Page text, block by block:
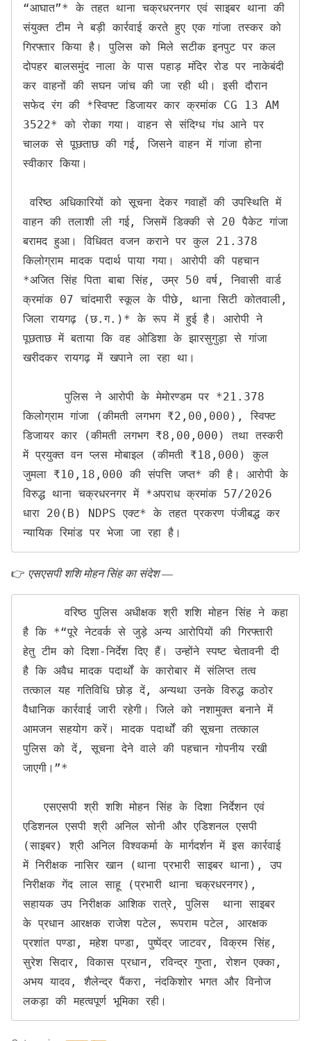
“आघात”* के तहत थाना चक्रधरनगर एवं साइबर थाना की
संयुक्त टीम ने बड़ी कार्रवाई करते हुए एक गांजा तस्कर को
गिरफ्तार किया है। पुलिस को मिले सटीक इनपुट पर कल
दोपहर बालसमुंद नाला के पास पहाड़ मंदिर रोड पर नाकेबंदी
कर वाहनों की सघन जांच की जा रही थी। इसी दौरान
सफेद रंग की *स्व‍िफ्ट डिजायर कार क्रमांक CG 13 AM
3522* को रोका गया। वाहन से संदिग्ध गंध आने पर
चालक से पूछताछ की गई, जिसने वाहन में गांजा होना
स्वीकार किया।
वरिष्ठ अधिकारियों को सूचना देकर गवाहों की उपस्थिति में
वाहन की तलाशी ली गई, जिसमें डिक्की से 20 पैकेट गांजा
बरामद हुआ। विधिवत वजन कराने पर कुल 21.378
किलोग्राम मादक पदार्थ पाया गया। आरोपी की पहचान
*अजित सिंह पिता बाबा सिंह, उम्र 50 वर्ष, निवासी वार्ड
क्रमांक 07 चांदमारी स्कूल के पीछे, थाना सिटी कोतवाली,
जिला रायगढ़ (छ.ग.)* के रूप में हुई है। आरोपी ने
पूछताछ में बताया कि वह ओडिशा के झारसुगुड़ा से गांजा
खरीदकर रायगढ़ में खपाने ला रहा था।
      पुलिस ने आरोपी के मेमोरण्डम पर *21.378
किलोग्राम गांजा (कीमती लगभग ₹2,00,000), स्विफ्ट
डिजायर कार (कीमती लगभग ₹8,00,000) तथा तस्करी
में प्रयुक्त वन प्लस मोबाइल (कीमती ₹18,000) कुल
जुमला ₹10,18,000 की संपत्ति जप्त* की है। आरोपी के
विरुद्ध थाना चक्रधरनगर में *अपराध क्रमांक 57/2026
धारा 20(B) NDPS एक्ट* के तहत प्रकरण पंजीबद्ध कर
न्यायिक रिमांड पर भेजा जा रहा है।
👉 एसएसपी शशि मोहन सिंह का संदेश—
      वरिष्ठ पुलिस अधीक्षक श्री शशि मोहन सिंह ने कहा
है कि *“पूरे नेटवर्क से जुड़े अन्य आरोपियों की गिरफ्तारी
हेतु टीम को दिशा-निर्देश दिए हैं। उन्होंने स्पष्ट चेतावनी दी
है कि अवैध मादक पदार्थों के कारोबार में संलिप्त तत्व
तत्काल यह गतिविधि छोड़ दें, अन्यथा उनके विरुद्ध कठोर
वैधानिक कार्रवाई जारी रहेगी। जिले को नशामुक्त बनाने में
आमजन सहयोग करें। मादक पदार्थों की सूचना तत्काल
पुलिस को दें, सूचना देने वाले की पहचान गोपनीय रखी
जाएगी।”*
   एसएसपी श्री शशि मोहन सिंह के दिशा निर्देशन एवं
एडिशनल एसपी श्री अनिल सोनी और एडिशनल एसपी
(साइबर) श्री अनिल विश्वकर्मा के मार्गदर्शन में इस कार्रवाई
में निरीक्षक नासिर खान (थाना प्रभारी साइबर थाना), उप
निरीक्षक गेंद लाल साहू (प्रभारी थाना चक्रधरनगर),
सहायक उप निरीक्षक आशिक रात्रे, पुलिस  थाना साइबर
के प्रधान आरक्षक राजेश पटेल, रूपराम पटेल, आरक्षक
प्रशांत पण्डा, महेश पण्डा, पुष्पेंद्र जाटवर, विक्रम सिंह,
सुरेश सिदार, विकास प्रधान, रविन्द्र गुप्ता, रोशन एक्का,
अभय यादव, शैलेन्द्र पैंकरा, नंदकिशोर भगत और विनोज
लकड़ा की महत्वपूर्ण भूमिका रही।